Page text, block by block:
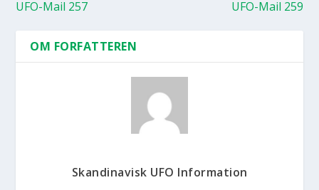
UFO-Mail 257 UFO-Mail 259
OM FORFATTEREN
Skandinavisk UFO Information